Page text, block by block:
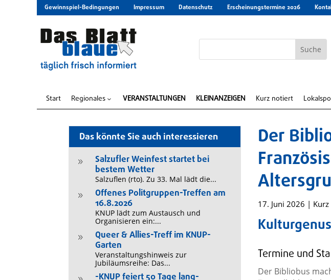
Gewinnspiel-Bedingungen Impressum Datenschutz Erscheinungstermine 2026
Start Regionales 3 VERANSTALTUNGEN KLEINANZEIGEN Kurz notiert
Das könnte Sie auch interessieren
9
Salzufler Weinfest startet bei
bestem Wetter
Salzuflen (rto). Zu 33. Mal lädt die...
9
Offenes Politgruppen-Treffen am
16.8.2026
KNUP lädt zum Austausch und
Organisieren ein:...
9
Queer & Allies-Treff im KNUP-
Garten
Veranstaltungshinweis zur
Jubiläumsreihe: Das...
-KNUP feiert 50 Tage lang-
Der
17. Juni 2026 |
Termine und
Der Bibliobus